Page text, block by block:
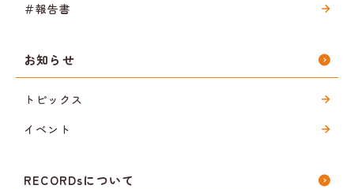
＃報告書
お知らせ
トピックス
イベント
RECORDsについて